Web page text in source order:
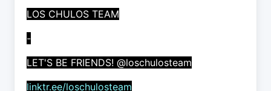
LOS CHULOS TEAM
-
LET'S BE FRIENDS! @loschulosteam
linktr.ee/loschulosteam